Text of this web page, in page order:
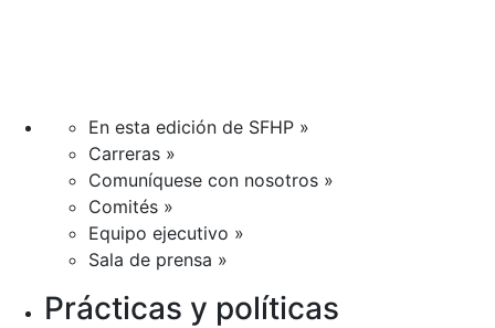
En esta edición de SFHP »
Carreras »
Comuníquese con nosotros »
Comités »
Equipo ejecutivo »
Sala de prensa »
Prácticas y políticas